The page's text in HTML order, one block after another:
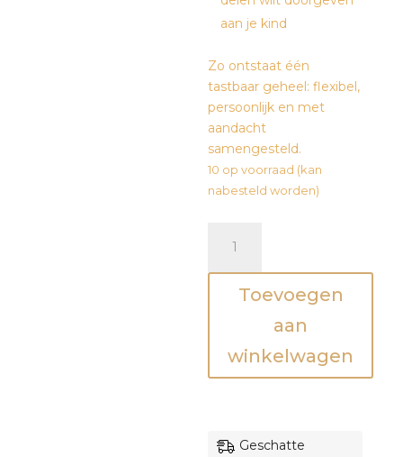
aan je kind
Zo ontstaat één
tastbaar geheel: flexibel,
persoonlijk en met
aandacht
samengesteld.
10 op voorraad (kan
nabesteld worden)
Fertiliteitstraject
Eerste
jaar
Toevoegen
aan
winkelwagen
Geschatte